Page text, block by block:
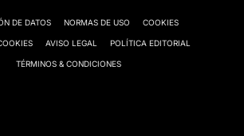
DE DATOS NORMAS DE USO COOKIES
AVISO LEGAL POLÍTICA EDITORIAL
TÉRMINOS & CONDICIONES